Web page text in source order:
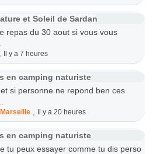
et Soleil de Sardan
repas du 30 aout si vous vous
Il y a 7 heures
en camping naturiste
si personne ne repond ben ces
Il y a 20 heures
en camping naturiste
tu peux essayer comme tu dis perso